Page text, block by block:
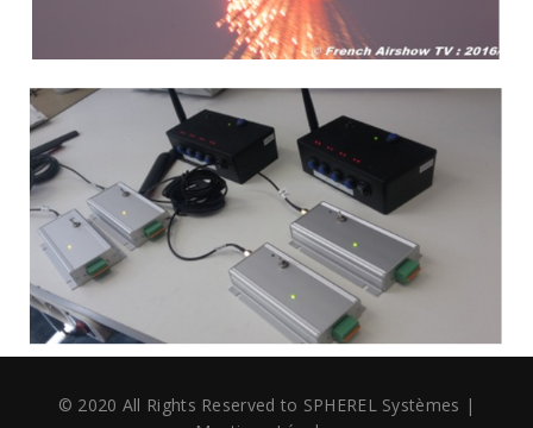
© 2020 All Rights Reserved to SPHEREL Systèmes |